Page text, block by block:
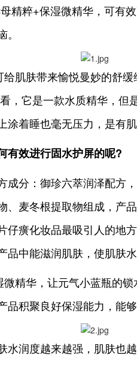
精粹+保湿微精华，可有
肌肤带来愉悦曼妙的舒缓
，它是一款水质精华，但
着睡也毫无压力，是有
有效进行固水护屏的呢?
分：御珍六萃润泽配方
、麦冬根提取物组成，产
仔癀化妆品最吸引人的地
中能滋润肌肤，使肌肤水
精华，让元气小蓝瓶的
积聚良好保湿能力，能
润度越来越强，肌肤也越